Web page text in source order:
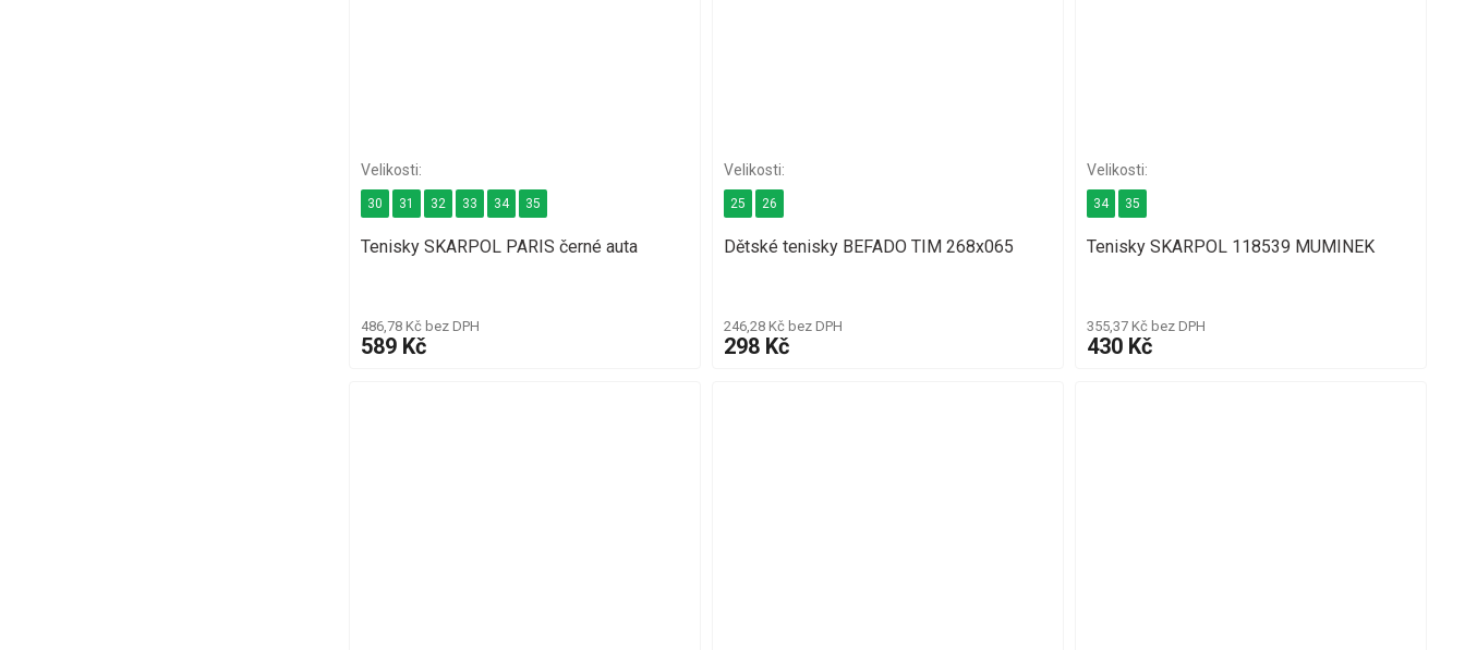
Tenisky SKARPOL PARIS černé auta
486,78 Kč bez DPH
589 Kč
30 31 32 33 34 35
Dětské tenisky BEFADO TIM 268x065
246,28 Kč bez DPH
298 Kč
25 26
Tenisky SKARPOL 118539 MUMINEK
355,37 Kč bez DPH
430 Kč
34 35